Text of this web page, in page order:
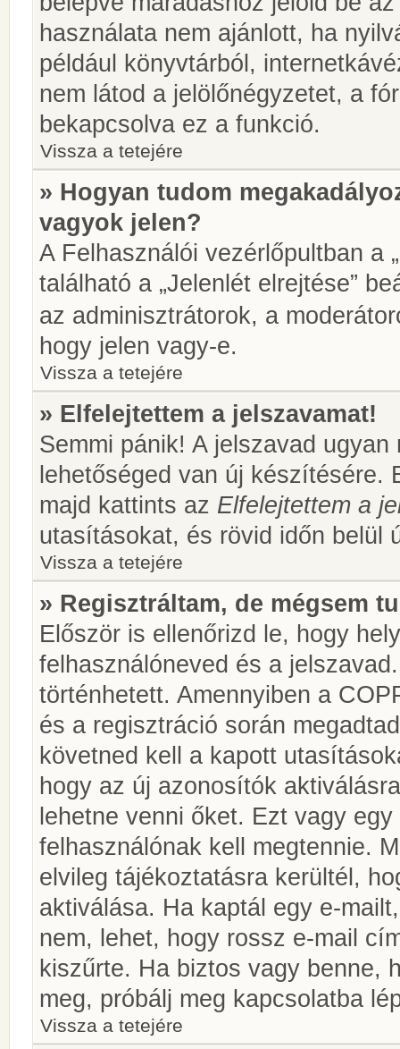
használata nem ajánlott, ha
például könyvtárból,
nem látod a jelölőnégyzetet, a
bekapcsolva ez a funkció.
Vissza a tetejére
» Hogyan tudom
vagyok jelen?
A Felhasználói vezérlőpultban a
található a „Jelenlét elrejtése”
az adminisztrátorok, a
hogy jelen vagy-e.
Vissza a tetejére
» Elfelejtettem a jelszavamat!
Semmi pánik! A jelszavad
lehetőséged van új készítésére.
majd kattints az Elfelejtettem a
utasításokat, és rövid időn belül
Vissza a tetejére
» Regisztráltam, de mégsem
Először is ellenőrizd le, hogy
felhasználóneved és a
történhetett. Amennyiben a
és a regisztráció során
követned kell a kapott
hogy az új azonosítók
lehetne venni őket. Ezt vagy
felhasználónak kell megtennie.
elvileg tájékoztatásra kerültél,
aktiválása. Ha kaptál egy e-
nem, lehet, hogy rossz e-mail
kiszűrte. Ha biztos vagy benne,
meg, próbálj meg kapcsolatba
Vissza a tetejére